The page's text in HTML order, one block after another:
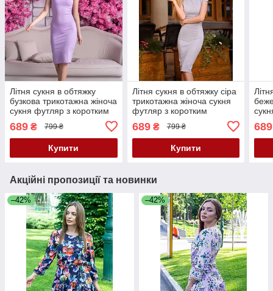
Літня сукня в обтяжку
бузкова трикотажна жіноча
сукня футляр з коротким
рукавом облягаюча сукня
до коліна
689 ₴ 799 ₴
Купити
Літня сукня в обтяжку сіра
трикотажна жіноча сукня
футляр з коротким
рукавом облягаюча сукня
до коліна
689₴ 799 ₴
Купити
до
689
Акційні пропозиції та новинки
–42% –42%